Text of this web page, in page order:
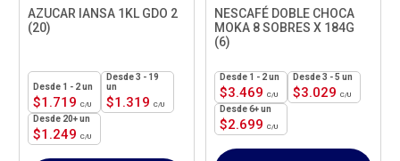
AZUCAR IANSA 1KL GDO 2
(20)
$1.719
1 - 2un
$1.319
3 - 19
un
$1.249
20+ un
NESCAFÉ DOBLE CHOCA
MOKA 8 SOBRES X 184G
(6)
$3.469
1 - 2un
$3.029
3 - 5 un
$2.699
6+ un